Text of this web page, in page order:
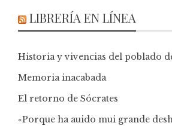
LIBRERÍA EN LÍNEA
Historia y vivencias del poblado
Memoria inacabada
El retorno de Sócrates
«Porque ha auido mui grande